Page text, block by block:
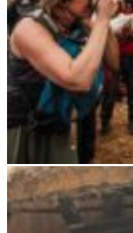
Wunschreise nach